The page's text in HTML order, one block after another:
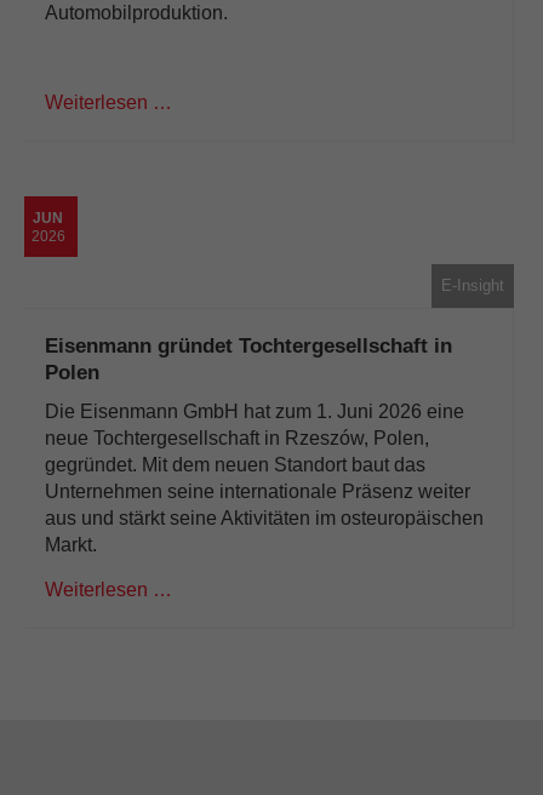
Automobilproduktion.
Weiterlesen …
JUN
2026
E-Insight
Eisenmann gründet Tochtergesellschaft in
Polen
Die Eisenmann GmbH hat zum 1. Juni 2026 eine
neue Tochtergesellschaft in Rzeszów, Polen,
gegründet. Mit dem neuen Standort baut das
Unternehmen seine internationale Präsenz weiter
aus und stärkt seine Aktivitäten im osteuropäischen
Markt.
Weiterlesen …